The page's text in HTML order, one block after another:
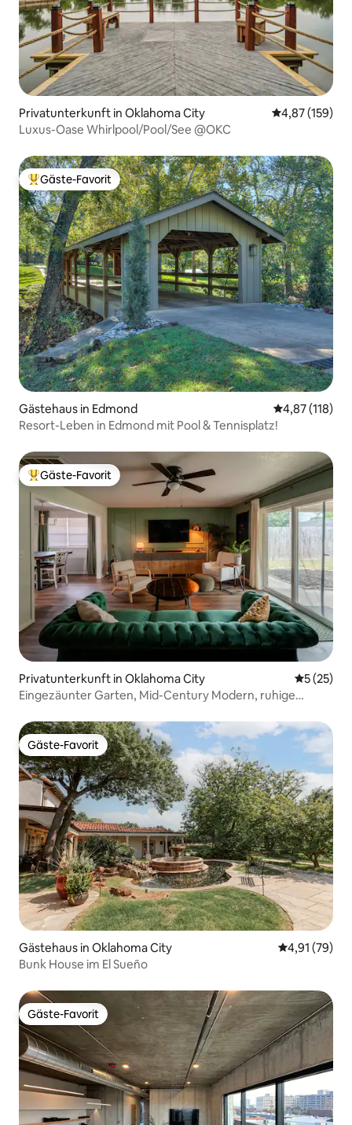
Privatunterkunft in Oklahoma City
4,87 (159)
Luxus-Oase Whirlpool/Pool/See @OKC
Beliebter Gäste-Favorit.
Gäste-Favorit
Gästehaus in Edmond
4,87 (118)
Resort-Leben in Edmond mit Pool & Tennisplatz!
Beliebter Gäste-Favorit.
Gäste-Favorit
Privatunterkunft in Oklahoma City
5 (25)
Eingezäunter Garten, Mid-Century Modern, ruhige
Gäste-Favorit
Gäste-Favorit
Gästehaus in Oklahoma City
4,91 (79)
Bunk House im El Sueño
Gäste-Favorit
Gäste-Favorit